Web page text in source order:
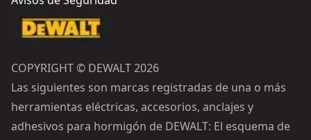
COPYRIGHT © DEWALT 2026
Las siguientes son marcas registradas de una o más
herramientas eléctricas, accesorios, anclajes y
adhesivos para hormigón de DEWALT: El esquema de